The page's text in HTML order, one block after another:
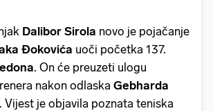
Dalibor Sirola novo je pojačanje
Đokovića uoči početka 137.
. On će preuzeti ulogu
nakon odlaska Gebharda
. Vijest je objavila poznata teniska